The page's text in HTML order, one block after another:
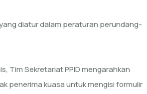
diatur dalam peraturan perundang-
Tim Sekretariat PPID mengarahkan
penerima kuasa untuk mengisi formulir